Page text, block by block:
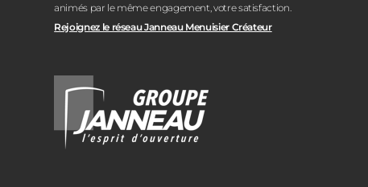
animés par le même engagement, votre satisfaction.
Rejoignez le réseau Janneau Menuisier Créateur